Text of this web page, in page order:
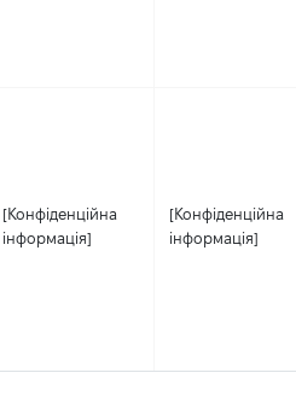
[Конфіденційна
інформація]
[Конфіденційна
інформація]